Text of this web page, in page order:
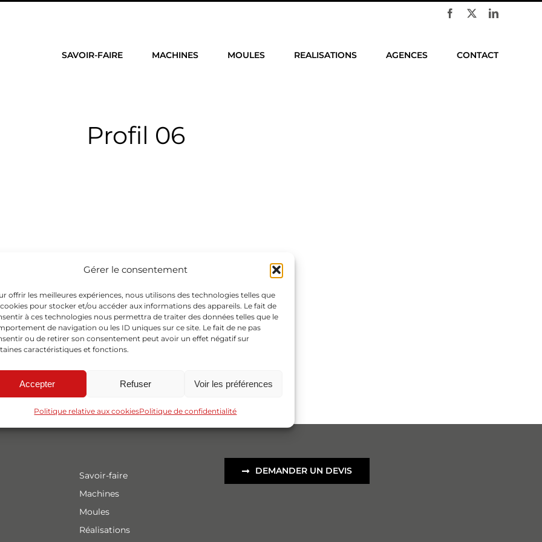
Gérer le consentement
offrir les meilleures expériences, nous utilisons des technologies telles que
cookies pour stocker et/ou accéder aux informations des appareils. Le fait de
à ces technologies nous permettra de traiter des données telles que le
de navigation ou les ID uniques sur ce site. Le fait de ne pas
ou de retirer son consentement peut avoir un effet négatif sur
caractéristiques et fonctions.
Accepter Refuser Voir les préférences
Politique relative aux cookiesPolitique de confidentialité
Facebook LinkedIn
SAVOIR-FAIRE MACHINES MOULES REALISATIONS AGENCES CONTACT
Profil 06
Savoir-faire
Machines
Moules
Réalisations
DEMANDER UN DEVIS